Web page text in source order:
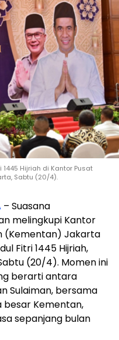
Hijriah di Kantor Pusat
Sabtu (20/4).
– Suasana
melingkupi Kantor
(Kementan) Jakarta
Fitri 1445 Hijriah,
(20/4). Momen ini
berarti antara
Sulaiman, bersama
besar Kementan,
sepanjang bulan